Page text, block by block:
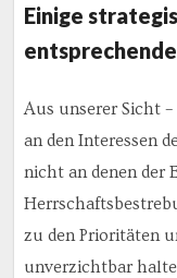
Einige
Aus unserer Sicht
an den Interessen
nicht an denen der
zu den Prioritäten
unverzichtbar